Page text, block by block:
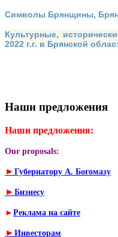
Символы Брянщины,
Культурные,
2022 г.г. в Брянской
Наши предложения
Наши предложения:
Our proposals:
► Губернатору А. Богомазу
► Бизнесу
► Реклама на сайте
► Инвесторам